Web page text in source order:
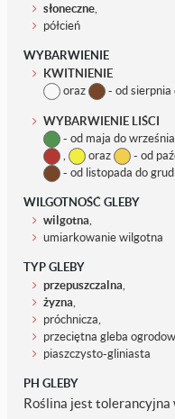
słoneczne,
półcień
WYBARWIENIE
KWITNIENIE
oraz
- od sierpnia
WYBARWIENIE LIŚCI
- od maja do września
,
oraz
- od
- od listopada do
WILGOTNOŚĆ GLEBY
wilgotna,
umiarkowanie wilgotna
TYP GLEBY
przepuszczalna,
żyzna,
próchnicza,
przeciętna gleba
piaszczysto-gliniasta
PH GLEBY
Roślina jest tolerancyjna